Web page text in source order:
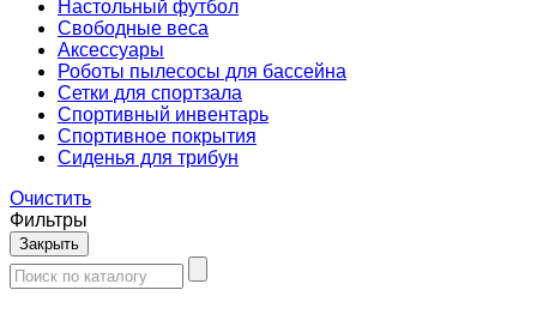
Настольный футбол
Свободные веса
Аксессуары
Роботы пылесосы для бассейна
Сетки для спортзала
Спортивный инвентарь
Спортивное покрытия
Сиденья для трибун
Очистить
Фильтры
Закрыть